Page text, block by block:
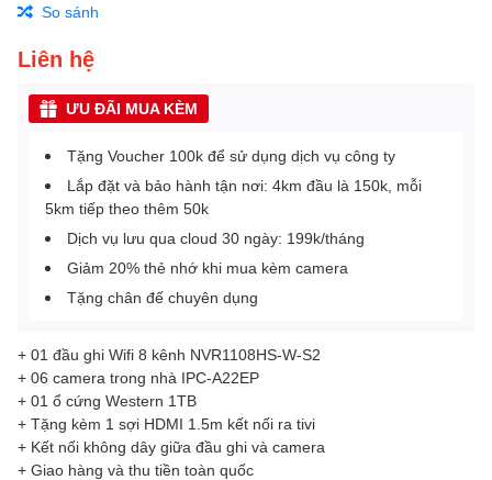
So sánh
Liên hệ
ƯU ĐÃI MUA KÈM
Tặng Voucher 100k để sử dụng dịch vụ công ty
Lắp đặt và bảo hành tận nơi: 4km đầu là 150k, mỗi
5km tiếp theo thêm 50k
Dịch vụ lưu qua cloud 30 ngày: 199k/tháng
Giảm 20% thẻ nhớ khi mua kèm camera
Tặng chân đế chuyên dụng
+ 01 đầu ghi Wifi 8 kênh NVR1108HS-W-S2
+ 06 camera trong nhà IPC-A22EP
+ 01 ổ cứng Western 1TB
+ Tặng kèm 1 sợi HDMI 1.5m kết nối ra tivi
+ Kết nối không dây giữa đầu ghi và camera
+ Giao hàng và thu tiền toàn quốc